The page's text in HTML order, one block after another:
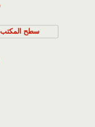
سطح المكتب